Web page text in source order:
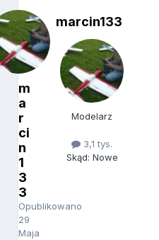
m
a
r
ci
n
1
3
3
Opublikowano
29
Maja
marcin133
Modelarz
3,1 tys.
Skąd: Nowe